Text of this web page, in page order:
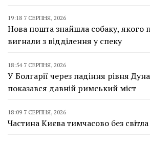
19:18 7 СЕРПНЯ, 2026
Нова пошта знайшла собаку, якого
вигнали з відділення у спеку
18:54 7 СЕРПНЯ, 2026
У Болгарії через падіння рівня
показався давній римський міст
18:09 7 СЕРПНЯ, 2026
Частина Києва тимчасово без